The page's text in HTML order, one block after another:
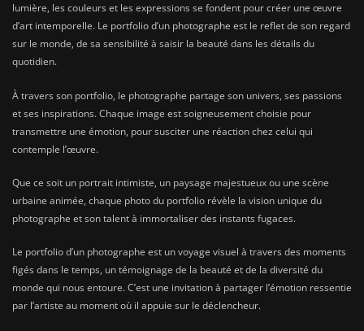
lumière, les couleurs et les expressions se fondent pour créer une œuvre
d’art intemporelle. Le portfolio d’un photographe est le reflet de son regard
sur le monde, de sa sensibilité à saisir la beauté dans les détails du
quotidien.
À travers son portfolio, le photographe partage son univers, ses passions
et ses inspirations. Chaque image est soigneusement choisie pour
transmettre une émotion, pour susciter une réaction chez celui qui
contemple l’œuvre.
Que ce soit un portrait intimiste, un paysage majestueux ou une scène
urbaine animée, chaque photo du portfolio révèle la vision unique du
photographe et son talent à immortaliser des instants fugaces.
Le portfolio d’un photographe est un voyage visuel à travers des moments
figés dans le temps, un témoignage de la beauté et de la diversité du
monde qui nous entoure. C’est une invitation à partager l’émotion ressentie
par l’artiste au moment où il appuie sur le déclencheur.